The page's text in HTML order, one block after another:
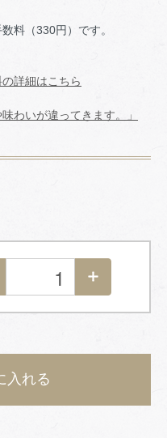
料（330円）です。
詳細はこちら
わいが違ってきます。」
入れる